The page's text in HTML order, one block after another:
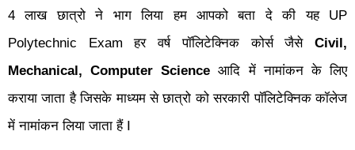
4 लाख छात्रो ने भाग लिया हम आपको बता दे की यह UP
Polytechnic Exam हर वर्ष पॉलिटेक्निक कोर्स जैसे Civil,
Mechanical, Computer Science आदि में नामांकन के लिए
कराया जाता है जिसके माध्यम से छात्रो को सरकारी पॉलिटेक्निक कॉलेज
में नामांकन लिया जाता हैं I